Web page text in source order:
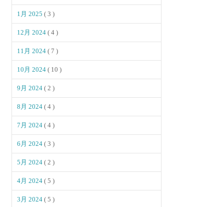
1月 2025( 3 )
12月 2024( 4 )
11月 2024( 7 )
10月 2024( 10 )
9月 2024( 2 )
8月 2024( 4 )
7月 2024( 4 )
6月 2024( 3 )
5月 2024( 2 )
4月 2024( 5 )
3月 2024( 5 )